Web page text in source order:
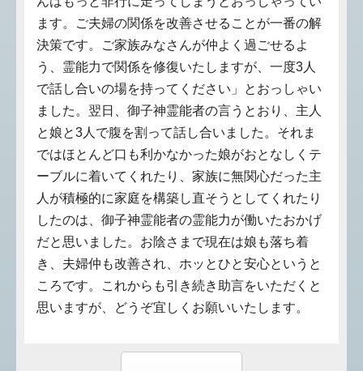
ます。ご夫婦の関係を改善させることが一番の解
決策です。ご家族みなさんが仲よく過ごせるよ
う、霊能力で関係を修復いたしますが、一度3人
で話し合いの場を持ってください」とおっしゃい
ました。翌日、御子神霊能者の言うとおり、主人
と娘と3人で腹を割って話し合いました。それま
ではほとんど口も利かなかった娘がおとなしくテ
ーブルに着いてくれたり、家族に無関心だった主
人が積極的に家庭を構築し直そうとしてくれたり
したのは、御子神霊能者の霊能力が働いたおかげ
だと思いました。お陰さまで現在は娘も落ち着
き、夫婦仲も改善され、ホッとひと安心というと
ころです。これからも引き続き助言をいただくと
思いますが、どうぞ宜しくお願いいたします。